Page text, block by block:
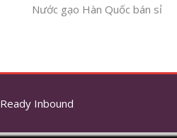
Nước gạo Hàn Quốc bán sỉ
Ready Inbound